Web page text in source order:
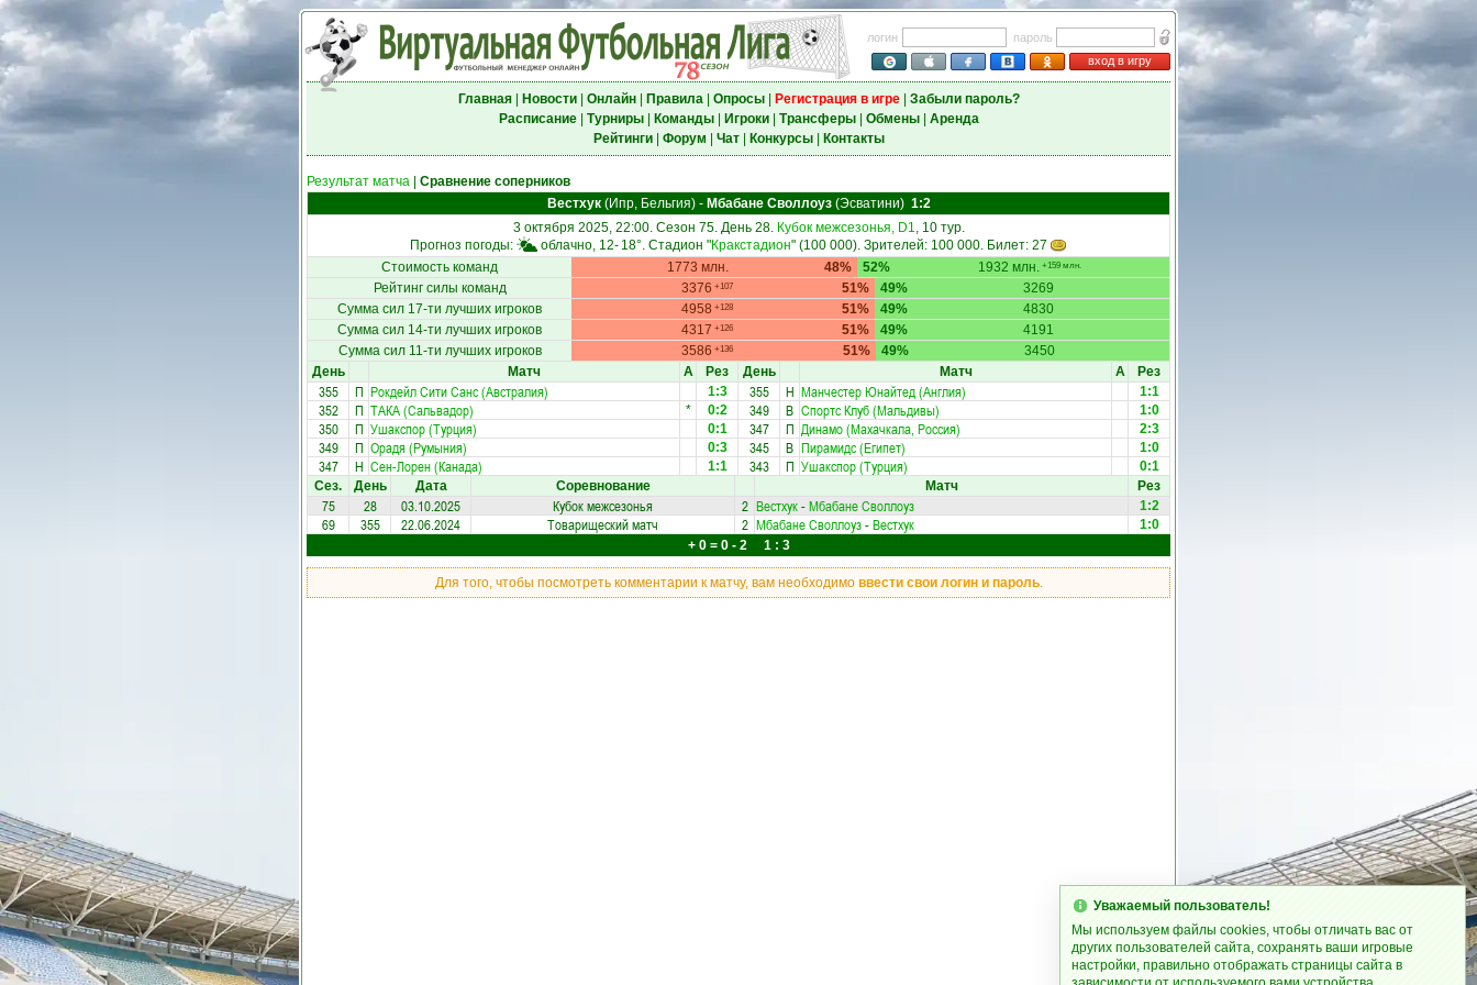
логин
пароль
вход в игру
Главная| Новости| Онлайн| Правила| Опросы| Регистрация в игре| Забыли пароль?
Расписание| Турниры| Команды| Игроки| Трансферы| Обмены| Аренда
Рейтинги| Форум Чат| Конкурсы| Контакты
Результат матча
Сравнение соперников
Вестхук(Ипр, Бельгия)- Мбабане Своллоуз(Эсватини) 1:2
3 октября 2025, 22:00. Сезон 75. День 28. Кубок межсезонья, D1, 10 тур.
Прогноз погоды:
облачно, 12- 18°. Стадион "Кракстадион" (100 000). Зрителей: 100 000. Билет: 27
Стоимость команд
1773 млн. 48% 1932 млн. +159 млн.
52%
Рейтинг силы команд
3376 +107 51% 3269
49%
Сумма сил 17-ти лучших игроков
4958 +128 51% 4830
49%
Сумма сил 14-ти лучших игроков
4317 +126 51% 4191
49%
Сумма сил 11-ти лучших игроков
3586 +136 51% 3450
49%
День
Матч А Рез
355 П Рокдейл Сити Санс (Австралия) 1:3
352 П ТАКА (Сальвадор) * 0:2
350 П Ушакспор (Турция) 0:1
349 П Орадя (Румыния) 0:3
347 Н Сен-Лорен (Канада) 1:1
День Матч А Рез
355 Н Манчестер Юнайтед (Англия) 1:1
349 В Спортс Клуб (Мальдивы) 1:0
347 П Динамо (Махачкала, Россия) 2:3
345 В Пирамидс (Египет) 1:0
343 П Ушакспор (Турция)
0:1
Сез.
День Дата Соревнование Матч Рез
75 28 03.10.2025 Кубок межсезонья 2 Вестхук-Мбабане Своллоуз 1:2
69 355 22.06.2024 Товарищеский матч 2 Мбабане Своллоуз-Вестхук
1:0
+ 0 = 0 - 2 1 : 3
Для того, чтобы посмотреть комментарии к матчу, вам необходимо ввести свои логин и пароль.
Уважаемый пользователь!
Мы используем файлы cookies, чтобы отличать вас от
других пользователей сайта, сохранять ваши игровые
настройки, правильно отображать страницы сайта в